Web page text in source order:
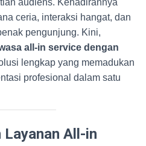
audiens. Kehadirannya
ceria, interaksi hangat, dan
pengunjung. Kini,
all-in service dengan
lengkap yang memadukan
profesional dalam satu
All-in